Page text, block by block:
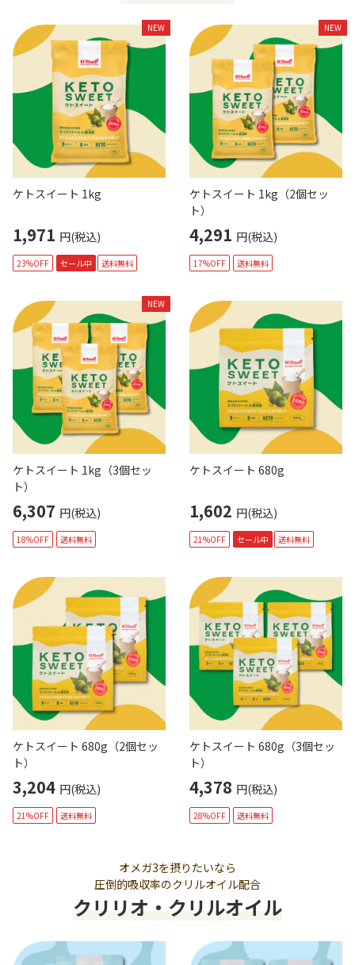
NEW
ケトスイート 1kg
1,971 円(税込)
23%OFF セール中 送料無料
NEW
ケトスイート 1kg（2個セッ
ト）
4,291 円(税込)
17%OFF 送料無料
NEW
ケトスイート 1kg（3個セッ
ト）
6,307 円(税込)
18%OFF 送料無料
ケトスイート 680g
1,602 円(税込)
21%OFF セール中 送料無料
ケトスイート 680g（2個セッ
ト）
3,204 円(税込)
21%OFF 送料無料
ケトスイート 680g（3個セッ
ト）
4,378 円(税込)
28%OFF 送料無料
オメガ3を摂りたいなら
圧倒的吸収率のクリルオイル配合
クリリオ・クリルオイル